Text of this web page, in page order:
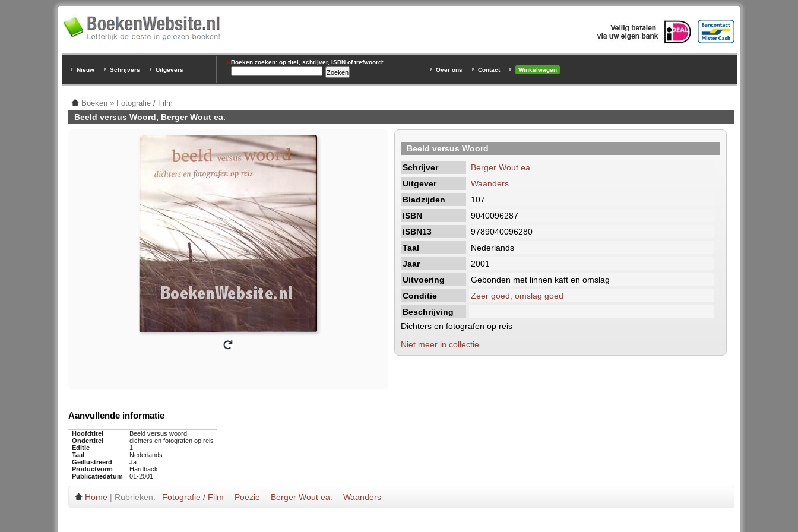
Nieuw Schrijvers Uitgevers
Boeken zoeken: op titel, schrijver, ISBN of trefwoord:
Over ons
Contact Winkelwagen
Boeken » Fotografie / Film
Beeld versus Woord, Berger Wout ea.
Beeld versus Woord
Schrijver
Berger Wout ea.
Uitgever
Waanders
Bladzijden
107
ISBN
9040096287
ISBN13
9789040096280
Taal
Nederlands
Jaar
2001
Uitvoering
Gebonden met linnen kaft en omslag
Conditie
Zeer goed, omslag goed
Beschrijving
Dichters en fotografen op reis
Niet meer in collectie
Aanvullende informatie
Hoofdtitel
Beeld versus woord
Ondertitel
dichters en fotografen op reis
Editie
1
Taal
Nederlands
Geillustreerd
Ja
Productvorm
Hardback
Publicatiedatum
01-2001
Home | Rubrieken: Fotografie / Film Poëzie Berger Wout ea. Waanders